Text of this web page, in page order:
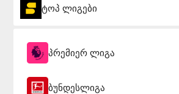
ტოპ ლიგები
პრემიერ ლიგა
ბუნდესლიგა